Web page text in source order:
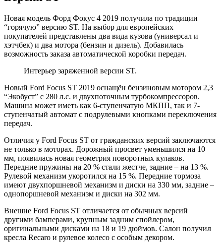
Новая модель Форд Фокус 4 2019 получила по традиции
“горячую” версию ST. На выбор для европейских
покупателей представлены два вида кузова (универсал и
хэтчбек) и два мотора (бензин и дизель). Добавилась
возможность заказа автоматической коробки передач.
Интерьер заряженной версии ST.
Новый Ford Focus ST 2019 оснащён бензиновым мотором 2,3
“Экобуст” с 280 л.с. и двухпоточным турбокомпрессоров.
Машина может иметь как 6-ступенчатую МКПП, так и 7-
ступенчатый автомат с подрулевыми кнопками переключения
передач.
Отличия у Ford Focus ST от гражданских версий заключаются
не только в моторах. Дорожный просвет уменьшился на 10
мм, появилась новая геометрия поворотных кулаков.
Передние пружины на 20 % стали жестче, задние – на 13 %.
Рулевой механизм укоротился на 15 %. Передние тормоза
имеют двухпоршневой механизм и диски на 330 мм, задние –
однопоршневой механизм и диски на 302 мм.
Внешне Ford Focus ST отличается от обычных версий
другими бамперами, крупным задним спойлером,
оригинальными дисками на 18 и 19 дюймов. Салон получил
кресла Recaro и рулевое колесо с особым декором.